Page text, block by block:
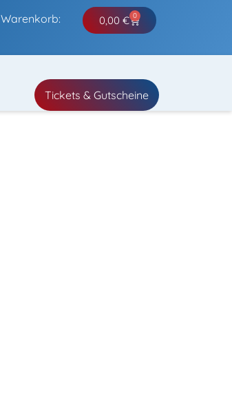
Warenkorb: 0,00 € 0
Tickets & Gutscheine